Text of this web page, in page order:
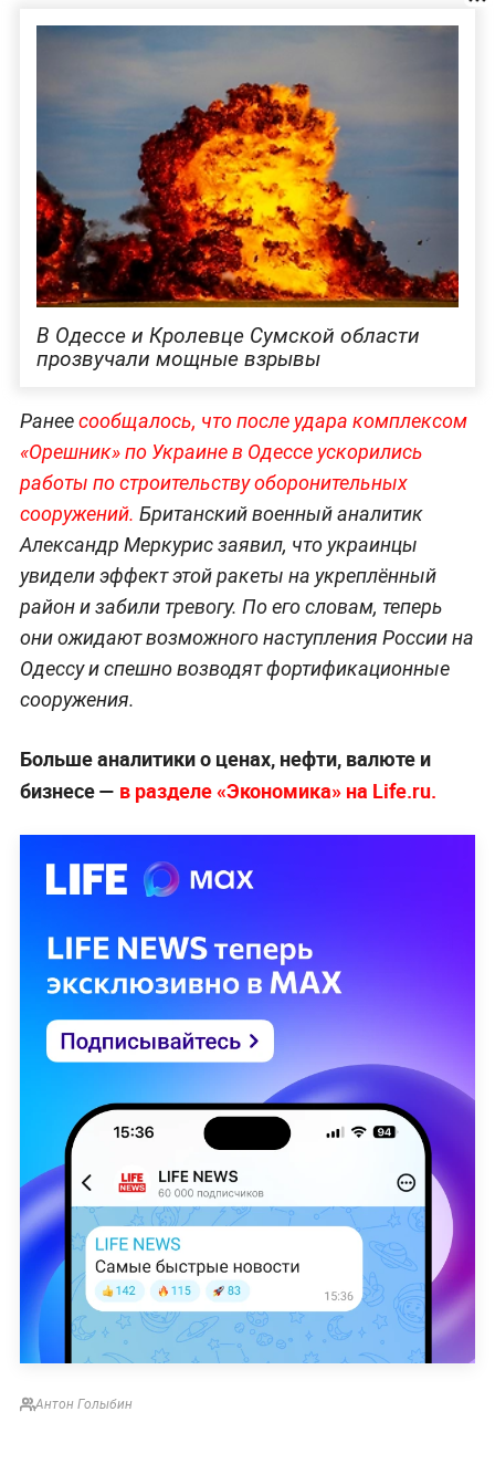
В Одессе и Кролевце Сумской области
прозвучали мощные взрывы
Ранеесообщалось, что после удара комплексом
«Орешник» по Украине в Одессе ускорились
работы по строительству оборонительных
сооружений. Британский военный аналитик
Александр Меркурис заявил, что украинцы
увидели эффект этой ракеты на укреплённый
район и забили тревогу. По его словам, теперь
они ожидают возможного наступления России на
Одессу и спешно возводят фортификационные
сооружения.
Больше аналитики о ценах, нефти, валюте и
бизнесе — в разделе «Экономика» на Life.ru.
Антон Голыбин